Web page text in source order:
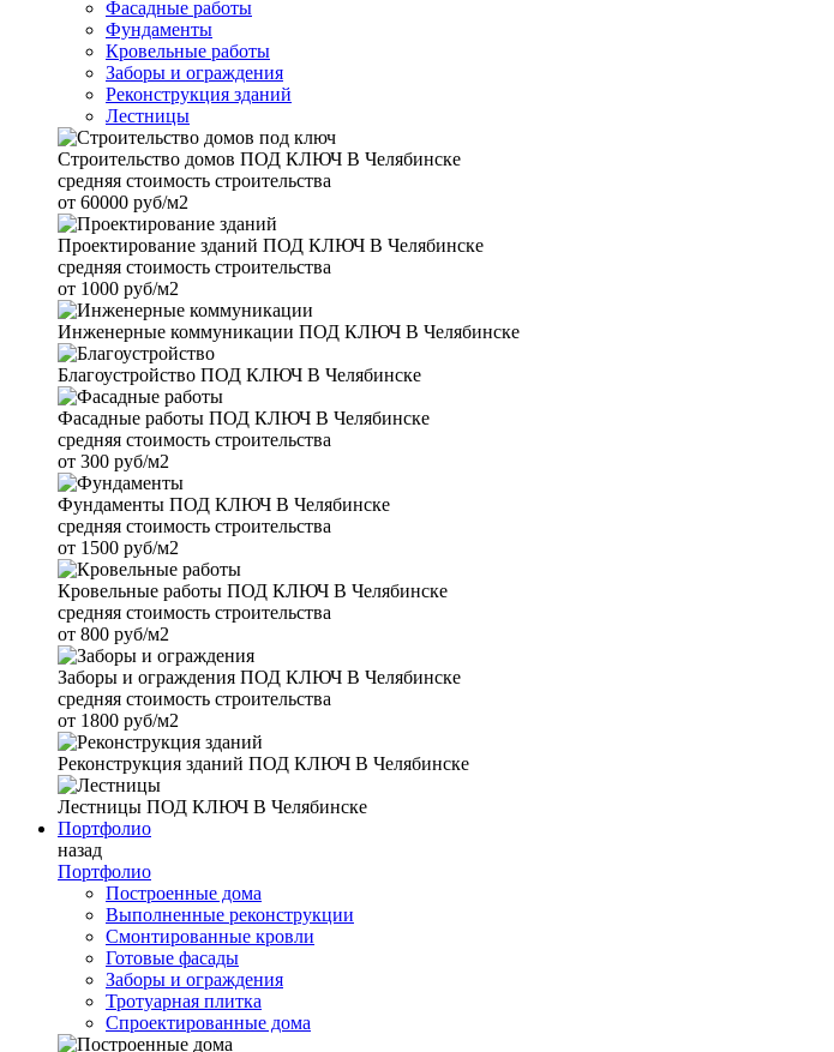
Фасадные работы
Фундаменты
Кровельные работы
Заборы и ограждения
Реконструкция зданий
Лестницы
Строительство домов ПОД КЛЮЧ В Челябинске
средняя стоимость строительства
от 60000 руб/м2
Проектирование зданий ПОД КЛЮЧ В Челябинске
средняя стоимость строительства
от 1000 руб/м2
Инженерные коммуникации ПОД КЛЮЧ В Челябинске
Благоустройство ПОД КЛЮЧ В Челябинске
Фасадные работы ПОД КЛЮЧ В Челябинске
средняя стоимость строительства
от 300 руб/м2
Фундаменты ПОД КЛЮЧ В Челябинске
средняя стоимость строительства
от 1500 руб/м2
Кровельные работы ПОД КЛЮЧ В Челябинске
средняя стоимость строительства
от 800 руб/м2
Заборы и ограждения ПОД КЛЮЧ В Челябинске
средняя стоимость строительства
от 1800 руб/м2
Реконструкция зданий ПОД КЛЮЧ В Челябинске
Лестницы ПОД КЛЮЧ В Челябинске
Портфолио
назад
Портфолио
Построенные дома
Выполненные реконструкции
Смонтированные кровли
Готовые фасады
Заборы и ограждения
Тротуарная плитка
Спроектированные дома